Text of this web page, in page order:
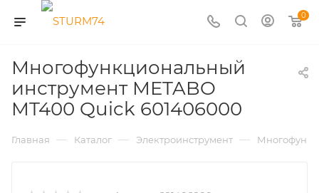
0
Многофункциональный
инструмент METABO
MT400 Quick 601406000
Главная — Каталог — Электроинструмент —